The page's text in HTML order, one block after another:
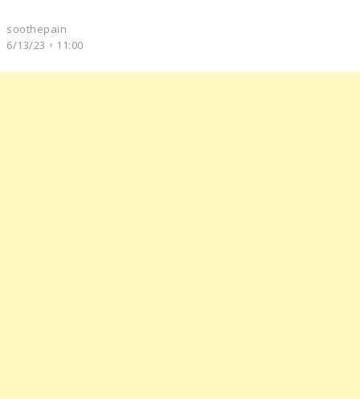
soothepain
6/13/23，11:00